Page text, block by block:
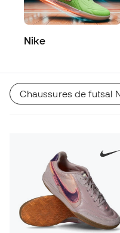
Nike
Chaussures de futsal